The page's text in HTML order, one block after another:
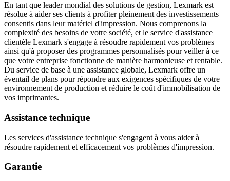
En tant que leader mondial des solutions de gestion, Lexmark est
résolue à aider ses clients à profiter pleinement des investissements
consentis dans leur matériel d'impression. Nous comprenons la
complexité des besoins de votre société, et le service d'assistance
clientèle Lexmark s'engage à résoudre rapidement vos problèmes
ainsi qu'à proposer des programmes personnalisés pour veiller à ce
que votre entreprise fonctionne de manière harmonieuse et rentable.
Du service de base à une assistance globale, Lexmark offre un
éventail de plans pour répondre aux exigences spécifiques de votre
environnement de production et réduire le coût d'immobilisation de
vos imprimantes.
Assistance technique
Les services d'assistance technique s'engagent à vous aider à
résoudre rapidement et efficacement vos problèmes d'impression.
Garantie